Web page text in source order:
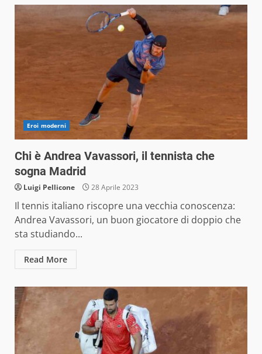
Eroi moderni
Chi è Andrea Vavassori, il tennista che
sogna Madrid
Luigi Pellicone 28 Aprile 2023
Il tennis italiano riscopre una vecchia conoscenza:
Andrea Vavassori, un buon giocatore di doppio che
sta studiando...
Read More